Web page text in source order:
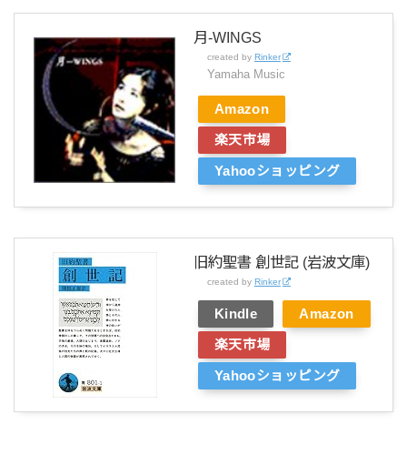
月-WINGS
created by Rinker
Yamaha Music
Amazon
楽天市場
Yahooショッピング
旧約聖書 創世記 (岩波文庫)
created by Rinker
Kindle Amazon
楽天市場
Yahooショッピング